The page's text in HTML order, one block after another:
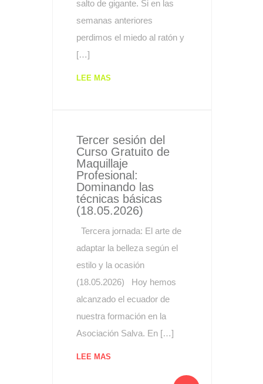
salto de gigante. Si en las
semanas anteriores
perdimos el miedo al ratón y
[…]
LEE MAS
Tercer sesión del
Curso Gratuito de
Maquillaje
Profesional:
Dominando las
técnicas básicas
(18.05.2026)
Tercera jornada: El arte de
adaptar la belleza según el
estilo y la ocasión
(18.05.2026) Hoy hemos
alcanzado el ecuador de
nuestra formación en la
Asociación Salva. En […]
LEE MAS